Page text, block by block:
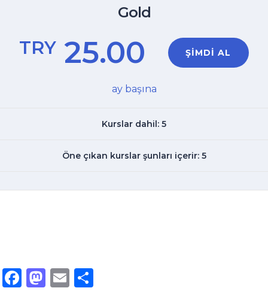
Gold
TRY 25.00 ŞIMDI AL
ay başına
Kurslar dahil: 5
Öne çıkan kurslar şunları içerir: 5
Facebook
Mastodon
Email